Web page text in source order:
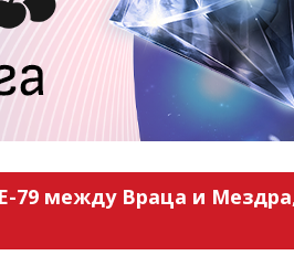
79 между Враца и